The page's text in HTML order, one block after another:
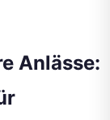
Anlässe: